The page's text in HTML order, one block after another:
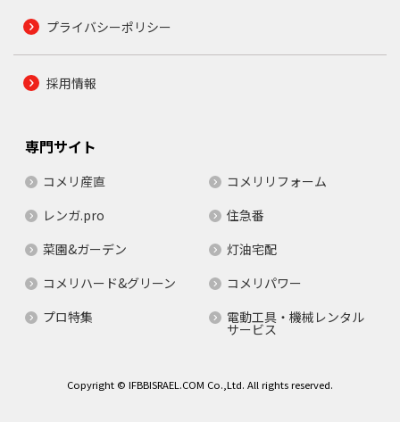
プライバシーポリシー
採用情報
専門サイト
コメリ産直
コメリリフォーム
レンガ.pro
住急番
菜園&ガーデン
灯油宅配
コメリハード&グリーン
コメリパワー
プロ特集
電動工具・機械レンタル
サービス
Copyright © IFBBISRAEL.COM Co.,Ltd. All rights reserved.